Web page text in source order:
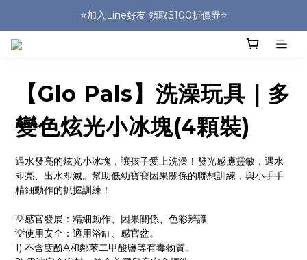
🎒HUGGER實體門市~實背才知道🎒
⭐️加入Line好友 領取$100折價券⭐️
【Glo Pals】洗澡玩具｜多
變色炫光小冰塊(4顆裝)
遇水發亮的炫光小冰塊，讓孩子愛上洗澡！發光感應靈敏，遇水
即亮、出水即滅。幫助低幼寶寶因果關係的聯想訓練，與小手手
精細動作的抓握訓練！
💡感官發展：精細動作、因果關係、色彩辨識
💡使用安全：適用浴缸、感官盆。
1) 不含雙酚A和鄰苯二甲酸鹽等有毒物質。